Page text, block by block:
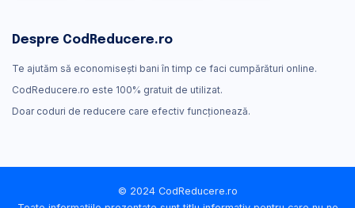
Despre CodReducere.ro
Te ajutăm să economisești bani în timp ce faci cumpărături online.
CodReducere.ro este 100% gratuit de utilizat.
Doar coduri de reducere care efectiv funcţionează.
© 2024 CodReducere.ro